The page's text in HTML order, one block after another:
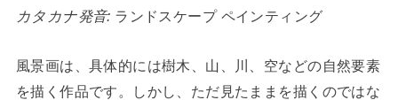
カタカナ発音: ランドスケープ ペインティング
風景画は、具体的には樹木、山、川、空などの自然要素
を描く作品です。しかし、ただ見たままを描くのではな